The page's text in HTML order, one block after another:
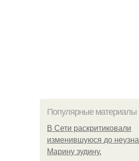
Популярные материалы
В Сети раскритиковали
изменившуюся до
Марину зудину.